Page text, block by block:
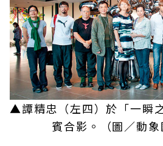
▲譚精忠（左四）於「一瞬
賓合影。（圖／動象